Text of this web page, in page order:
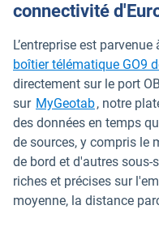
connectivité
L’entreprise est
boîtier télématique GO9
directement sur le port
sur MyGeotab, notre
des données en temps
de sources, y compris le
de bord et d'autres sous-
riches et précises sur
moyenne, la distance